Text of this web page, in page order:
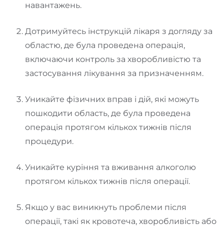
навантажень.
Дотримуйтесь інструкцій лікаря з догляду за
областю, де була проведена операція,
включаючи контроль за хворобливістю та
застосування лікування за призначенням.
Уникайте фізичних вправ і дій, які можуть
пошкодити область, де була проведена
операція протягом кількох тижнів після
процедури.
Уникайте куріння та вживання алкоголю
протягом кількох тижнів після операції.
Якщо у вас виникнуть проблеми після
операції, такі як кровотеча, хворобливість або